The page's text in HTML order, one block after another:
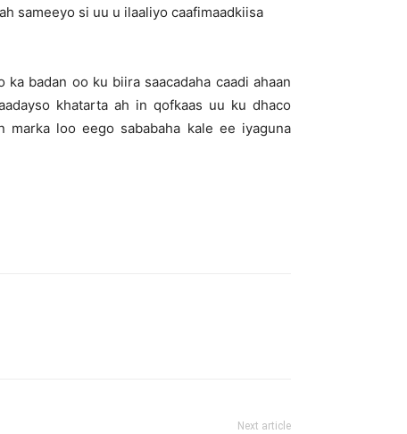
sameeyo si uu u ilaaliyo caafimaadkiisa
badan oo ku biira saacadaha caadi ahaan
khatarta ah in qofkaas uu ku dhaco
marka loo eego sababaha kale ee iyaguna
Next article